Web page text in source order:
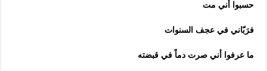
حسبوا أني مت
فرَبّاني في عجف السنوات
ما عرفوا أني صرت دماً في قبضته